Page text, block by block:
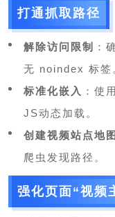
打通抓取路径
解除访问限制
：
无 noindex 标签
标准化嵌入 ：使
JS动态加载。
创建视频站点地图
爬虫发现路径。
强化页面“视频